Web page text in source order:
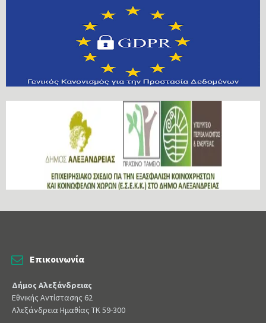
Επικοινωνία
Δήμος Αλεξάνδρειας
Εθνικής Αντίστασης 62
Αλεξάνδρεια Ημαθίας ΤΚ 59-300